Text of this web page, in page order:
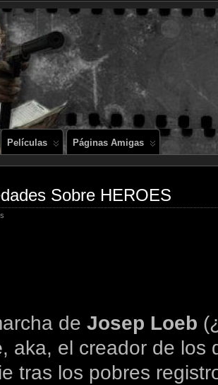
Películas Páginas Amigas
Sobre HEROES
de Josep Loeb
, aka, el creador de los
tras los pobres